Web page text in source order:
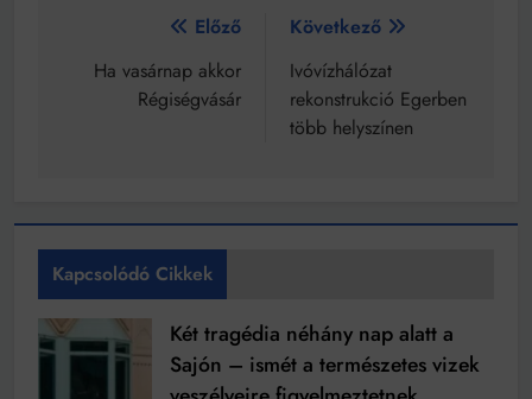
Bejegyzés
navigáció
Előző
Ha vasárnap akkor
Régiségvásár
Következő
Ivóvízhálózat
rekonstrukció Egerben
több helyszínen
Kapcsolódó Cikkek
Két tragédia néhány nap alatt a
Sajón – ismét a természetes vizek